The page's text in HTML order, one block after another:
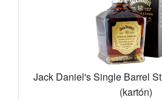
Jack Daniel's Single Barrel
(kartón)